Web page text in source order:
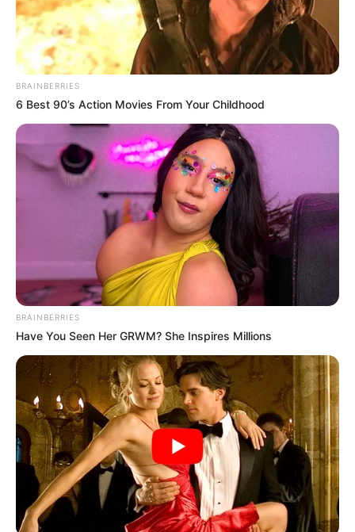
BRAINBERRIES
6 Best 90’s Action Movies From Your Childhood
BRAINBERRIES
Have You Seen Her GRWM? She Inspires Millions